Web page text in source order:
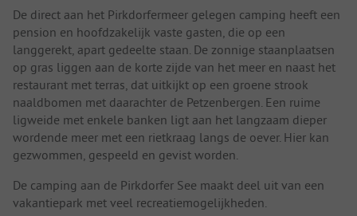
De direct aan het Pirkdorfermeer gelegen camping heeft een
pension en hoofdzakelijk vaste gasten, die op een
langgerekt, apart gedeelte staan. De zonnige staanplaatsen
op gras liggen aan de korte zijde van het meer en naast het
restaurant met terras, dat uitkijkt op een groene strook
naaldbomen met daarachter de Petzenbergen. Een ruime
ligweide met enkele banken ligt aan het langzaam dieper
wordende meer met een rietkraag langs de oever. Hier kan
gezwommen, gespeeld en gevist worden.
De camping aan de Pirkdorfer See maakt deel uit van een
vakantiepark met veel recreatiemogelijkheden.